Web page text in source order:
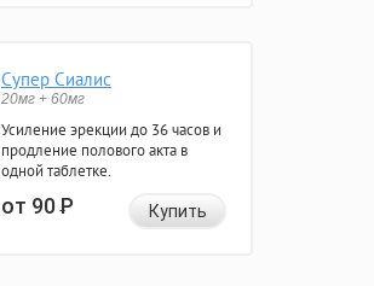
Супер Сиалис
20мг + 60мг
Усиление эрекции до 36 часов и
продление полового акта в
одной таблетке.
от 90Р Купить